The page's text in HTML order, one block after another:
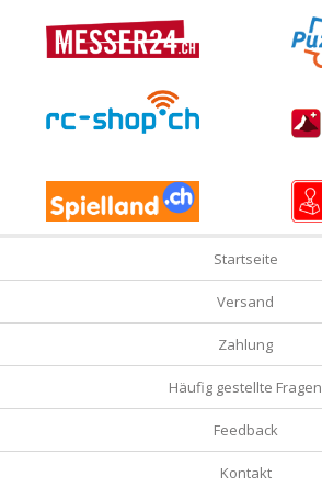
Startseite
Versand
Zahlung
Häufig gestellte Fragen
Feedback
Kontakt